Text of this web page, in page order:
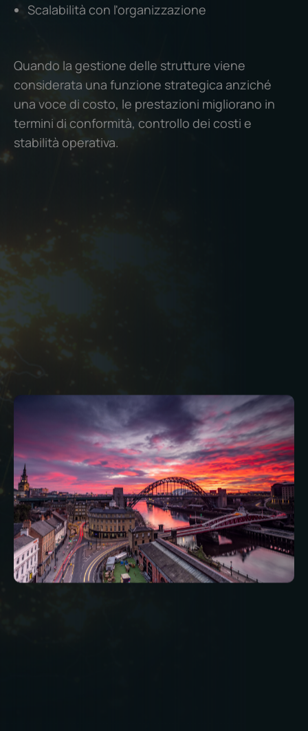
Scalabilità con l'organizzazione
Quando la gestione delle strutture viene
considerata una funzione strategica anziché
una voce di costo, le prestazioni migliorano in
termini di conformità, controllo dei costi e
stabilità operativa.
La gestione delle strutture su larga scala non
significa svolgere più lavoro più velocemente.
Significa svolgere il lavoro giusto al momento
giusto, con il giusto livello di supervisione.
La gestione di oltre 3.000 siti ha dimostrato che
le proprietà di maggior successo sono quelle
che danno priorità alla struttura, alla visibilità, alla
pianificazione preventiva e alla responsabilità. Si